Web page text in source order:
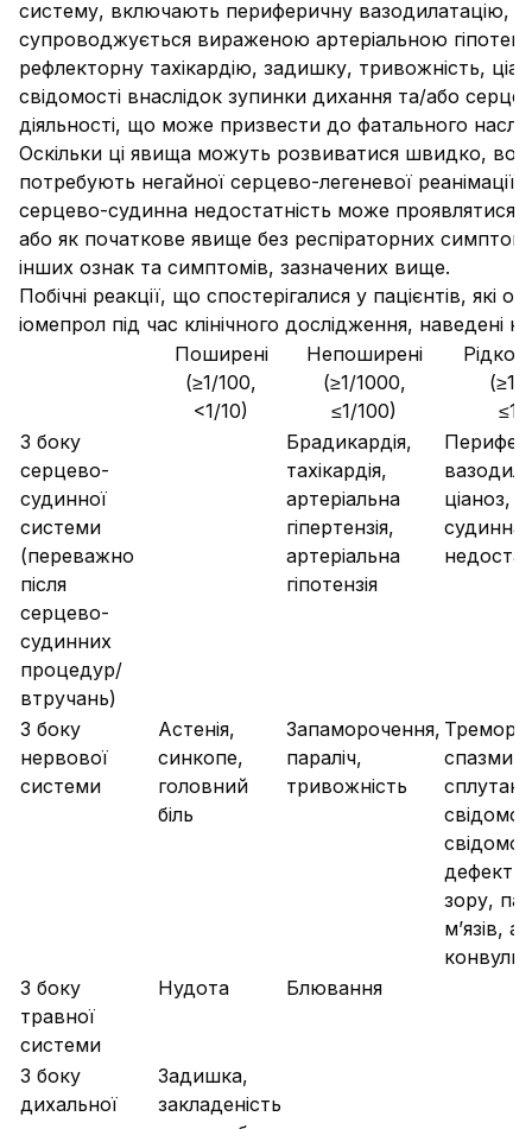
систему, включають периферичну вазодилатацію,
супроводжується вираженою артеріальною
рефлекторну тахікардію, задишку, тривожність,
свідомості внаслідок зупинки дихання та/або
діяльності, що може призвести до фатального
Оскільки ці явища можуть розвиватися швидко,
потребують негайної серцево-легеневої
серцево-судинна недостатність може проявлятися
або як початкове явище без респіраторних
інших ознак та симптомів, зазначених вище.
Побічні реакції, що спостерігалися у пацієнтів, які
іомепрол під час клінічного дослідження, наведені
Поширені
(≥1/100,
<1/10)
Непоширені
(≥1/1000,
≤1/100)
Рідко
(≥1/
≤1/
З боку
серцево-
судинної
системи
(переважно
після
серцево-
судинних
процедур/
втручань)
Брадикардія,
тахікардія,
артеріальна
гіпертензія,
артеріальна
гіпотензія
ціаноз,
судинна
З боку
нервової
системи
Астенія,
синкопе,
головний
біль
Запаморочення,
параліч,
тривожність
Тремор,
спазми,
дефекти
зору,
м’язів,
З боку
травної
системи
Нудота Блювання
З боку
дихальної
Задишка,
закладеність